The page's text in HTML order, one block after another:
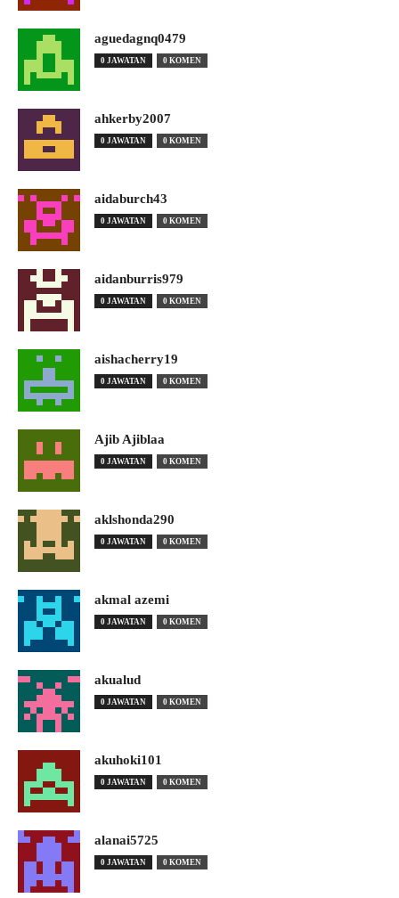
aguedagnq0479
0 JAWATAN 0 KOMEN
ahkerby2007
0 JAWATAN 0 KOMEN
aidaburch43
0 JAWATAN 0 KOMEN
aidanburris979
0 JAWATAN 0 KOMEN
aishacherry19
0 JAWATAN 0 KOMEN
Ajib Ajiblaa
0 JAWATAN 0 KOMEN
aklshonda290
0 JAWATAN 0 KOMEN
akmal azemi
0 JAWATAN 0 KOMEN
akualud
0 JAWATAN 0 KOMEN
akuhoki101
0 JAWATAN 0 KOMEN
alanai5725
0 JAWATAN 0 KOMEN